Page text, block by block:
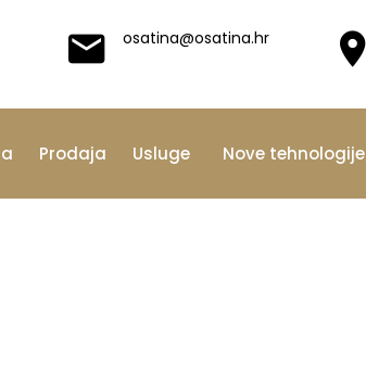
osatina@osatina.hr
Prodaja Usluge Nove tehnologije